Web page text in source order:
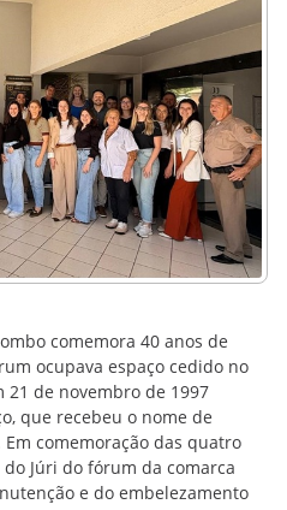
comemora 40 anos de
ocupava espaço cedido no
de novembro de 1997
que recebeu o nome de
comemoração das quatro
Júri do fórum da comarca
e do embelezamento